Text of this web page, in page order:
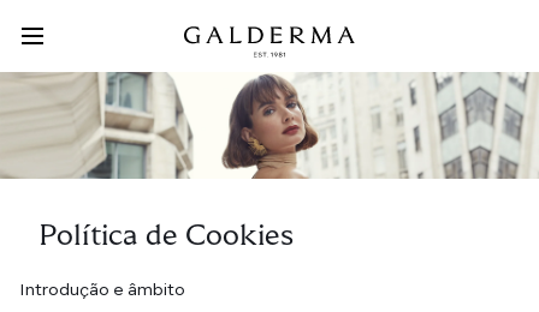
para
conteúdo
principal
Main
Menu
Política de Cookies
Introdução e âmbito